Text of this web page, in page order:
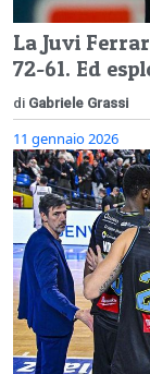
La Juvi
72-61. Ed
di Gabriele Grassi
11 gennaio 2026